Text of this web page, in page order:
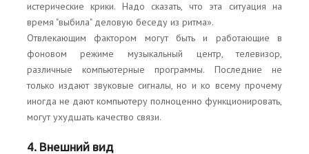
истерические крики. Надо сказать, что эта ситуация на
время "выбила" деловую беседу из ритма».
Отвлекающим фактором могут быть и работающие в
фоновом режиме музыкальный центр, телевизор,
различные компьютерные программы. Последние не
только издают звуковые сигналы, но и ко всему прочему
иногда не дают компьютеру полноценно функционировать,
могут ухудшать качество связи.
4. Внешний вид